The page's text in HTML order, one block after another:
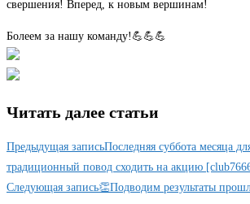
свершения! Вперед, к новым вершинам!
Болеем за нашу команду!💪💪💪
Читать далее статьи
Предыдущая записьПоследняя суббота месяца
традиционный повод сходить на акцию
Следующая запись👏Подводим результаты